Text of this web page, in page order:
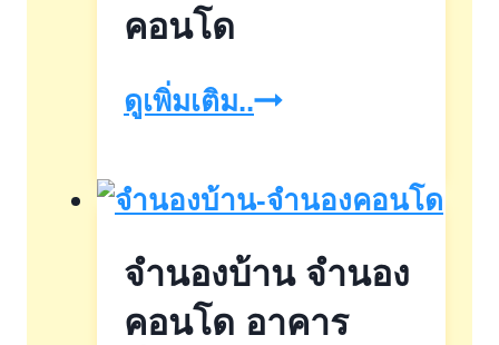
คอนโด
ดูเพิ่มเติม..รับ
บ้าน
ทา
วน์
จำนองบ้าน จำนอง
คอนโด อาคาร